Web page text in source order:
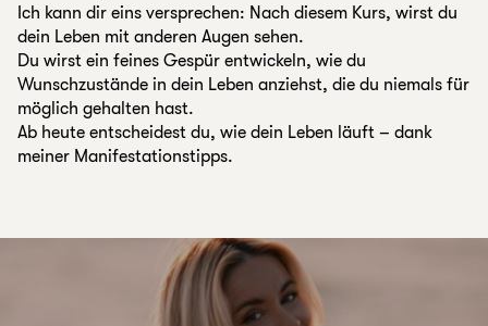
Ich kann dir eins versprechen: Nach diesem Kurs, wirst du
dein Leben mit anderen Augen sehen.
Du wirst ein feines Gespür entwickeln, wie du
Wunschzustände in dein Leben anziehst, die du niemals für
möglich gehalten hast.
Ab heute entscheidest du, wie dein Leben läuft – dank
meiner Manifestationstipps.